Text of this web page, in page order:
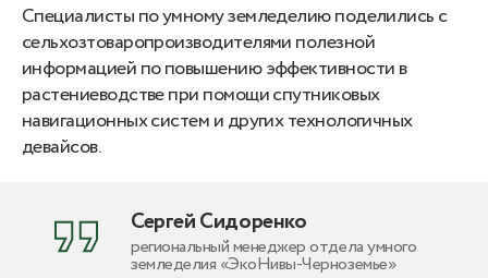
Специалисты по умному земледелию поделились с
сельхозтоваропроизводителями полезной
информацией по повышению эффективности в
растениеводстве при помощи спутниковых
навигационных систем и других технологичных
девайсов.
Сергей Сидоренко
региональный менеджер отдела умного
земледелия «ЭкоНивы-Черноземье»